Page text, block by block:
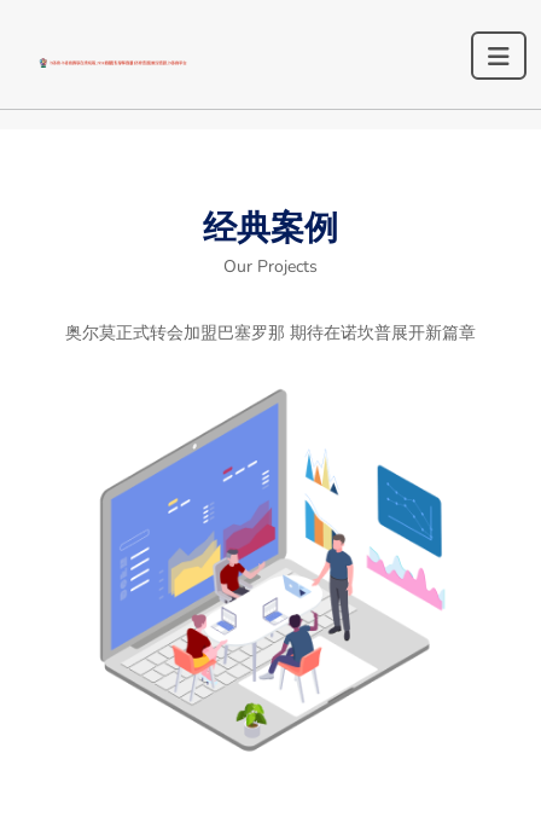
经典案例
Our Projects
奥尔莫正式转会加盟巴塞罗那 期待在诺坎普展开新篇章